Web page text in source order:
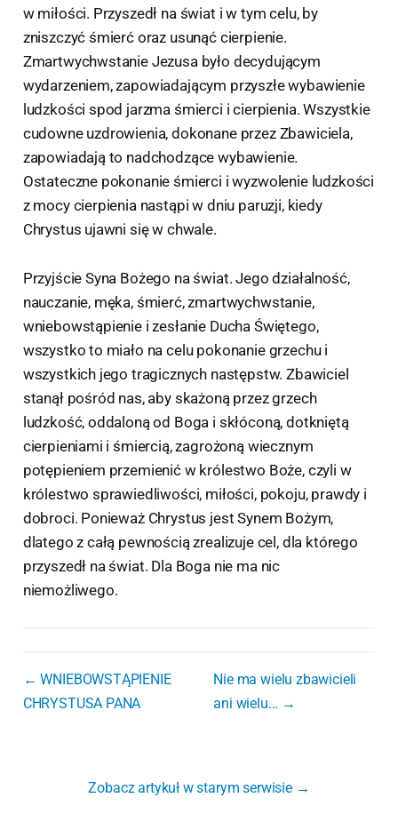
w miłości. Przyszedł na świat i w tym celu, by
zniszczyć śmierć oraz usunąć cierpienie.
Zmartwychwstanie Jezusa było decydującym
wydarzeniem, zapowiadającym przyszłe wybawienie
ludzkości spod jarzma śmierci i cierpienia. Wszystkie
cudowne uzdrowienia, dokonane przez Zbawiciela,
zapowiadają to nadchodzące wybawienie.
Ostateczne pokonanie śmierci i wyzwolenie ludzkości
z mocy cierpienia nastąpi w dniu paruzji, kiedy
Chrystus ujawni się w chwale.
Przyjście Syna Bożego na świat. Jego działalność,
nauczanie, męka, śmierć, zmartwychwstanie,
wniebowstąpienie i zesłanie Ducha Świętego,
wszystko to miało na celu pokonanie grzechu i
wszystkich jego tragicznych następstw. Zbawiciel
stanął pośród nas, aby skażoną przez grzech
ludzkość, oddaloną od Boga i skłóconą, dotkniętą
cierpieniami i śmiercią, zagrożoną wiecznym
potępieniem przemienić w królestwo Boże, czyli w
królestwo sprawiedliwości, miłości, pokoju, prawdy i
dobroci. Ponieważ Chrystus jest Synem Bożym,
dlatego z całą pewnością zrealizuje cel, dla którego
przyszedł na świat. Dla Boga nie ma nic
niemożliwego.
← WNIEBOWSTĄPIENIE
CHRYSTUSA PANA
Nie ma wielu zbawicieli
ani wielu... →
Zobacz artykuł w starym serwisie →